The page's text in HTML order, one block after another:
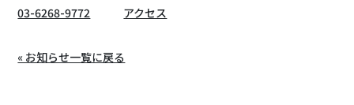
03-6268-9772
アクセス
« お知らせ一覧に戻る